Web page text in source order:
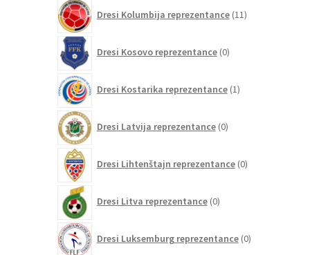
Dresi Kolumbija reprezentance 11izdelkov
Dresi Kosovo reprezentance 0izdelkov
Dresi Kostarika reprezentance 1izdelek
Dresi Latvija reprezentance 0izdelkov
Dresi Lihtenštajn reprezentance 0izdelkov
Dresi Litva reprezentance 0izdelkov
Dresi Luksemburg reprezentance 0izdelkov